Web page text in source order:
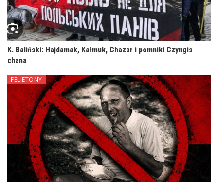
K. Baliński: Hajdamak, Kałmuk, Chazar i pomniki Czyngis-
chana
FELIETONY